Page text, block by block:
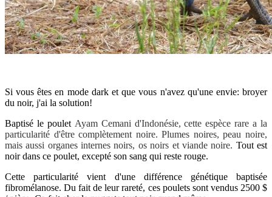
Si vous êtes en mode dark et que vous n'avez qu'une envie: broyer
du noir, j'ai la solution!
Baptisé le poulet Ayam Cemani d'Indonésie, cette espèce rare a la
particularité d'être complètement noire. Plumes noires, peau noire,
mais aussi organes internes noirs, os noirs et viande noire. Tout est
noir dans ce poulet, excepté son sang qui reste rouge.
Cette particularité vient d'une différence génétique baptisée
fibromélanose. Du fait de leur rareté, ces poulets sont vendus 2500 $